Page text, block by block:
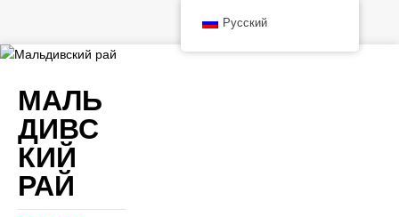
МАЛЬ
ДИВС
КИЙ
РАЙ
Русский